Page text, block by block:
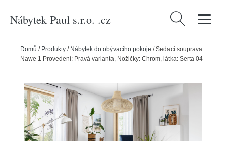
Nábytek Paul s.r.o. .cz Vyhledávání
Domů / Produkty / Nábytek do obývacího pokoje /Sedací souprava
Nawe 1 Provedení: Pravá varianta, Nožičky: Chrom, látka: Serta 04